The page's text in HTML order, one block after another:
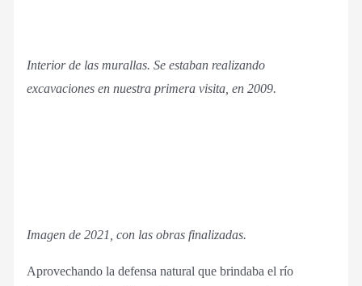
Interior de las murallas.Se estaban realizando
excavaciones en nuestra primera visita, en 2009.
Imagen de 2021, con las obras finalizadas.
Aprovechando la defensa natural que brindaba el río